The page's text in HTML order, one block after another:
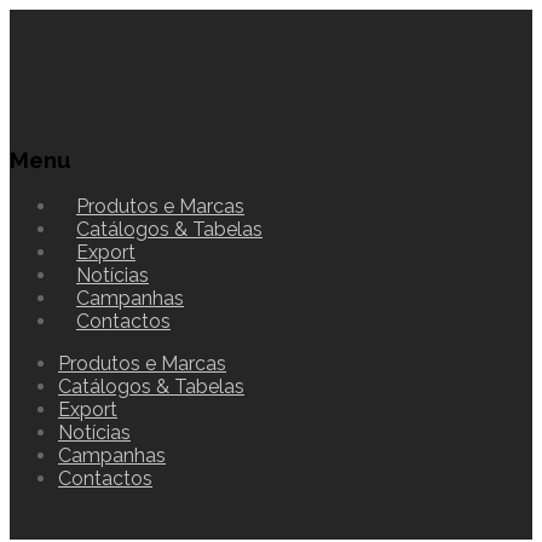
Menu
Produtos e Marcas
Catálogos & Tabelas
Export
Notícias
Campanhas
Contactos
Produtos e Marcas
Catálogos & Tabelas
Export
Notícias
Campanhas
Contactos